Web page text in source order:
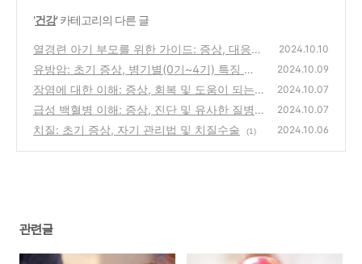
'건강' 카테고리의 다른 글
열경련 아기 부모를 위한 가이드: 증상, 대응법
과 예방법
(1)
2024.10.10
유방암: 초기 증상, 병기별(0기~4기) 특징 및
좋은 음식
(9)
2024.10.09
장염에 대한 이해: 증상, 회복 및 도움이 되는
음식
(1)
2024.10.07
급성 백혈병 이해: 증상, 진단 및 유사한 질병
(0)
2024.10.07
치질: 초기 증상, 자기 관리법 및 치질수술 (1) 2024.10.06
관련글